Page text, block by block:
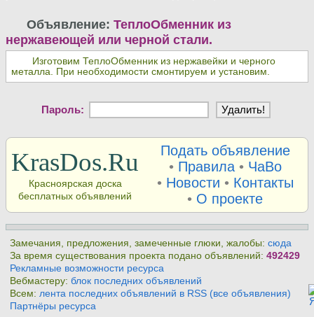
Объявление:ТеплоОбменник из
нержавеющей или черной стали.
Изготовим ТеплоОбменник из нержавейки и черного
металла. При необходимости смонтируем и установим.
Пароль:
KrasDos.Ru
Красноярская доска
бесплатных объявлений
Подать объявление
• Правила• ЧаВо
• Новости • Контакты
• О проекте
Замечания, предложения, замеченные глюки, жалобы:сюда
За время существования проекта подано объявлений:492429
Рекламные возможности ресурса
Вебмастеру:блок последних объявлений
Всем:лента последних объявлений в RSS (все объявления)
Партнёры ресурса